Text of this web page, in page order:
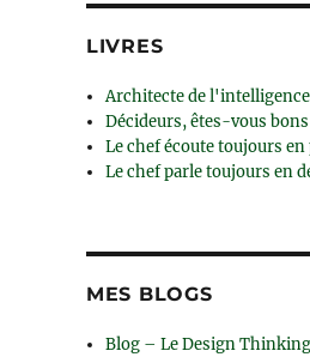
LIVRES
Architecte de
Décideurs, êtes-vous
Le chef écoute toujours
Le chef parle toujours en
MES BLOGS
Blog – Le Design